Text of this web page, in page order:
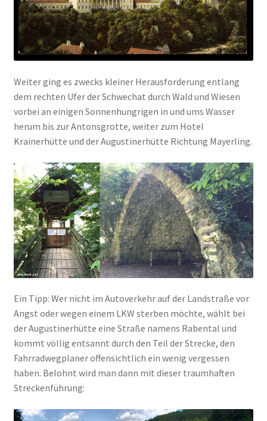
Weiter ging es zwecks kleiner Herausforderung entlang
dem rechten Ufer der Schwechat durch Wald und Wiesen
vorbei an einigen Sonnenhungrigen in und ums Wasser
herum bis zur Antonsgrotte, weiter zum Hotel
Krainerhütte und der Augustinerhütte Richtung Mayerling.
Ein Tipp: Wer nicht im Autoverkehr auf der Landstraße vor
Angst oder wegen einem LKW sterben möchte, wählt bei
der Augustinerhütte eine Straße namens Rabental und
kommt völlig entsannt durch den Teil der Strecke, den
Fahrradwegplaner offensichtlich ein wenig vergessen
haben. Belohnt wird man dann mit dieser traumhaften
Streckenführung: